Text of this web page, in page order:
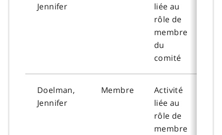
Jennifer
liée au
rôle de
membre
du
comité
Doelman,
Jennifer
Membre
Activité
liée au
rôle de
membre